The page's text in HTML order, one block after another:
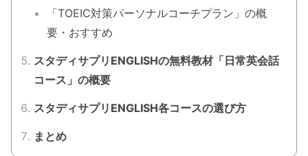
「TOEIC対策パーソナルコーチプラン」の概
要・おすすめ
スタディサプリENGLISHの無料教材「日常英会話
コース」の概要
スタディサプリENGLISH各コースの選び方
まとめ